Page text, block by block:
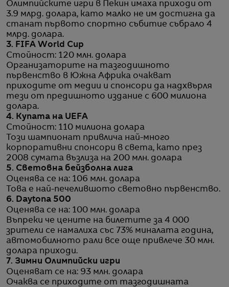
Олимпийските игри в Пекин имаха приходи от
3.9 млрд. долара, като малко не им достигна да
станат първото спортно събитие събрало 4
млрд. долара.
3. FIFA World Cup
Стойност: 120 млн. долара
Организаторите на тазгодишното
първенство в Южна Африка очакват
приходите от медии и спонсори да надхвърля
тези от предишното издание с 600 милиона
долара.
4. Купата на UEFA
Стойност: 110 милиона долара
Този шампионат привлича най-много
корпоративни спонсори в света, като през
2008 сумата възлиза на 200 млн. долара
5. Световна бейзболна лига
Оценява се на: 106 млн. долара
Това е най-печелившото световно първенство.
6. Daytona 500
Оценява се на: 100 млн. долара
Въпреки че цените на билетите за 4 000
зрители се намалиха със 73% миналата година,
автомобилното рали все още привлече 30 млн.
долара приходи.
7. Зимни Олимпийски игри
Оценяват се на: 93 млн. долара
Очаква се приходите от тазгодишната